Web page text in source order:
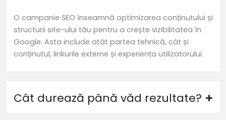
O campanie SEO înseamnă optimizarea conținutului și
structurii site-ului tău pentru a crește vizibilitatea în
Google. Asta include atât partea tehnică, cât și
conținutul, linkurile externe și experiența utilizatorului.
Cât durează până văd rezultate?